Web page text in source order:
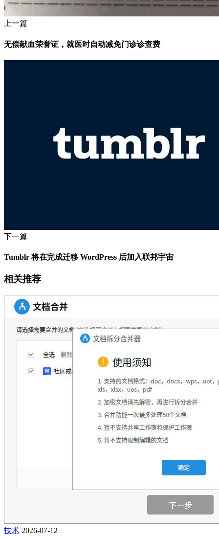
上一篇
无偿献血荣誉证，就医时自动减免门诊诊查费
下一篇
Tumblr 将在完成迁移 WordPress 后加入联邦宇宙
相关推荐
技术 2026-07-12